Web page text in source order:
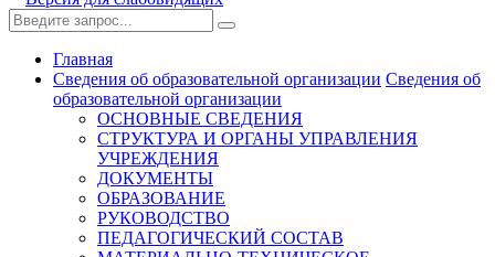
Главная
Сведения об образовательной организации Сведения об
образовательной организации
ОСНОВНЫЕ СВЕДЕНИЯ
СТРУКТУРА И ОРГАНЫ УПРАВЛЕНИЯ
УЧРЕЖДЕНИЯ
ДОКУМЕНТЫ
ОБРАЗОВАНИЕ
РУКОВОДСТВО
ПЕДАГОГИЧЕСКИЙ СОСТАВ